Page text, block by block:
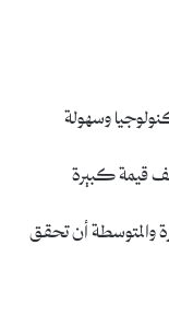
وسهولة
قيمة كبيرة
والمتوسطة أن تحقق